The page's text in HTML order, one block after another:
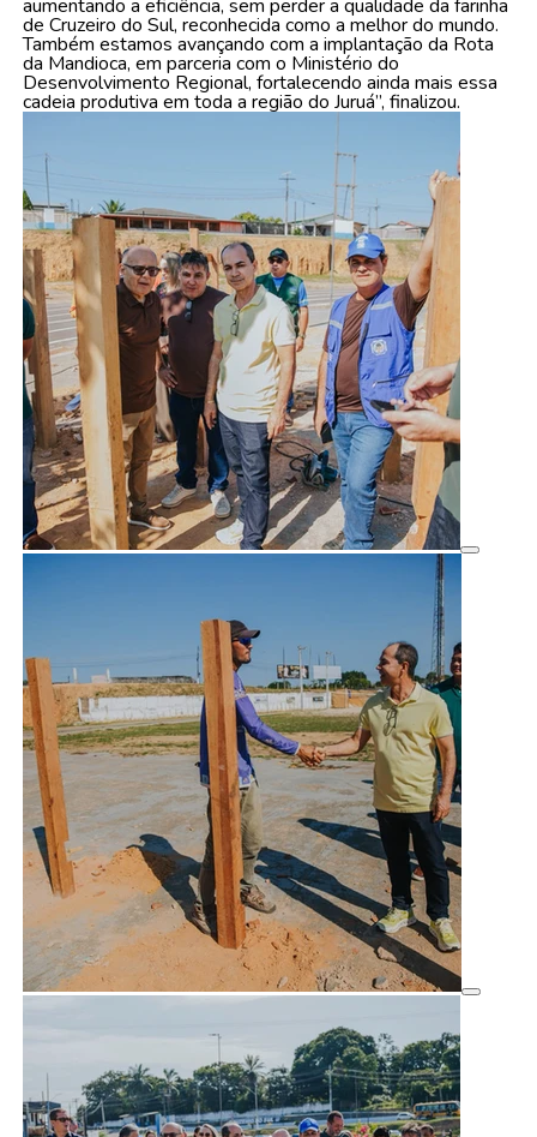
aumentando a eficiência, sem perder a qualidade da farinha
de Cruzeiro do Sul, reconhecida como a melhor do mundo.
Também estamos avançando com a implantação da Rota
da Mandioca, em parceria com o Ministério do
Desenvolvimento Regional, fortalecendo ainda mais essa
cadeia produtiva em toda a região do Juruá”, finalizou.